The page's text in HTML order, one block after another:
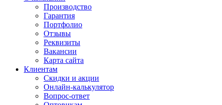
Производство
Гарантия
Портфолио
Отзывы
Реквизиты
Вакансии
Карта сайта
Клиентам
Скидки и акции
Онлайн-калькулятор
Вопрос-ответ